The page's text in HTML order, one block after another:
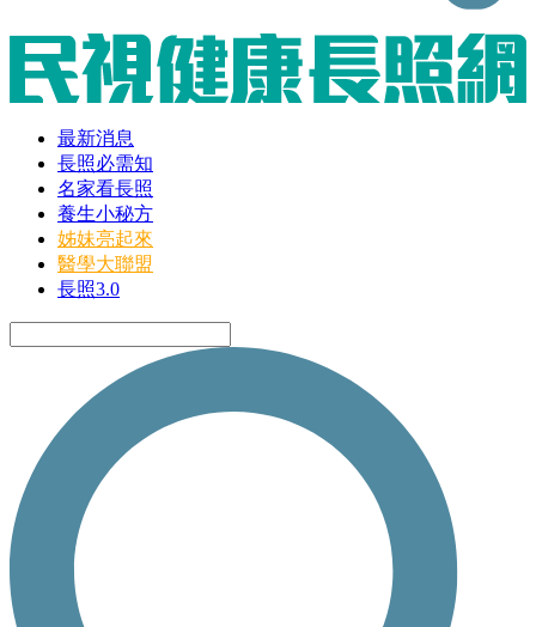
最新消息
長照必需知
名家看長照
養生小秘方
姊妹亮起來
醫學大聯盟
長照3.0